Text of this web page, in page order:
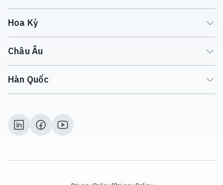
Hoa Kỳ
Châu Âu
Hàn Quốc